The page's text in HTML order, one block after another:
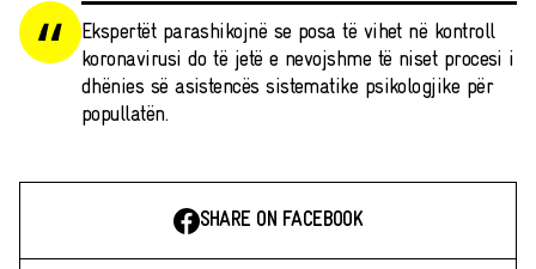
Ekspertët parashikojnë se posa të vihet në kontroll
koronavirusi do të jetë e nevojshme të niset procesi i
dhënies së asistencës sistematike psikologjike për
popullatën.
SHARE ON FACEBOOK